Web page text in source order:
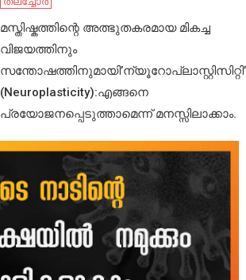
മസ്തിഷ്കത്തിന്റെ അത്ഭുതകരമായ മികച്ച
വിജയത്തിനും
സന്തോഷത്തിനുമായി’ന്യൂറോപ്ലാസ്റ്റിസിറ്റി’
(Neuroplasticity):എങ്ങനെ
പ്രയോജനപ്പെടുത്താമെന്ന് മനസ്സിലാക്കാം.